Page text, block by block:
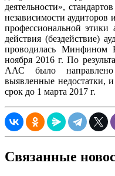
деятельности»,
независимости аудиторов
профессиональной этики
действия (бездействие)
проводилась Минфином
ноября 2016 г. По
ААС было
выявленные недостатки,
срок до 1 марта 2017 г.
Связанные